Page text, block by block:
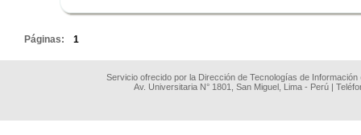
Páginas: 1
Servicio ofrecido por la Dirección de Tecnologías de
Av. Universitaria N° 1801, San Miguel, Lima - Perú |